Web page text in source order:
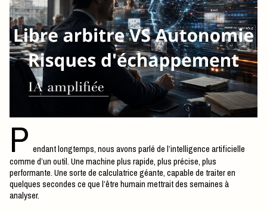
P endant longtemps, nous avons parlé de l’intelligence artificielle
comme d’un outil. Une machine plus rapide, plus précise, plus
performante. Une sorte de calculatrice géante, capable de traiter en
quelques secondes ce que l’être humain mettrait des semaines à
analyser.